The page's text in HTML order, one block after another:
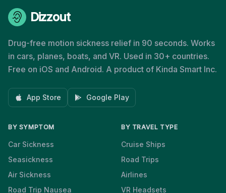
Dizzout
Drug-free motion sickness relief in 90 seconds. Works
in cars, planes, boats, and VR. Used in 30+ countries.
Free on iOS and Android. A product of Kinda Smart Inc.
App Store Google Play
BY SYMPTOM
Car Sickness
Seasickness
Air Sickness
Road Trip Nausea
BY TRAVEL TYPE
Cruise Ships
Road Trips
Airlines
VR Headsets